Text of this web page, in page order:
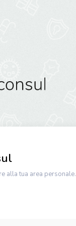
alla tua area personale.